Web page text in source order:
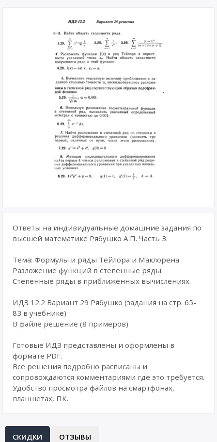
Ответы на индивидуальные домашние задания по
высшей математике Рябушко А.П. Часть 3.
Тема: Формулы и ряды Тейлора и Маклорена.
Разложение функций в степенные ряды.
Степенные ряды в приближенных вычислениях.
ИДЗ 12.2 Вариант 29 Рябушко (задания на стр. 65-
83 в учебнике)
В файле решение (8 примеров)
Готовые ИДЗ представлены и оформлены в
формате PDF.
Все решения подробно расписаны и
сопровождаются комментариями где это требуется.
Удобство просмотра файлов на смартфонах,
планшетах, ПК.
СКИДКИ ОТЗЫВЫ